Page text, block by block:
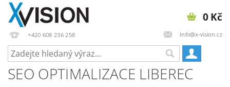
+420 608 236 258 Info@x-vision.cz
0 Kč
SEO OPTIMALIZACE LIBEREC